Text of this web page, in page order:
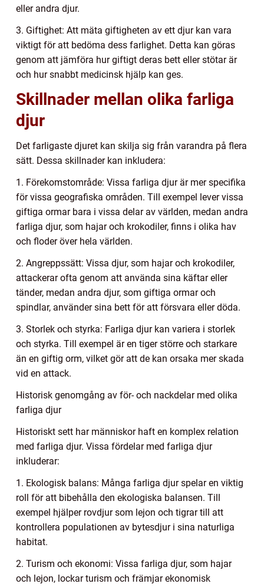
eller andra djur.
3. Giftighet: Att mäta giftigheten av ett djur kan vara
viktigt för att bedöma dess farlighet. Detta kan göras
genom att jämföra hur giftigt deras bett eller stötar är
och hur snabbt medicinsk hjälp kan ges.
Skillnader mellan olika farliga
djur
Det farligaste djuret kan skilja sig från varandra på flera
sätt. Dessa skillnader kan inkludera:
1. Förekomstområde: Vissa farliga djur är mer specifika
för vissa geografiska områden. Till exempel lever vissa
giftiga ormar bara i vissa delar av världen, medan andra
farliga djur, som hajar och krokodiler, finns i olika hav
och floder över hela världen.
2. Angreppssätt: Vissa djur, som hajar och krokodiler,
attackerar ofta genom att använda sina käftar eller
tänder, medan andra djur, som giftiga ormar och
spindlar, använder sina bett för att försvara eller döda.
3. Storlek och styrka: Farliga djur kan variera i storlek
och styrka. Till exempel är en tiger större och starkare
än en giftig orm, vilket gör att de kan orsaka mer skada
vid en attack.
Historisk genomgång av för- och nackdelar med olika
farliga djur
Historiskt sett har människor haft en komplex relation
med farliga djur. Vissa fördelar med farliga djur
inkluderar:
1. Ekologisk balans: Många farliga djur spelar en viktig
roll för att bibehålla den ekologiska balansen. Till
exempel hjälper rovdjur som lejon och tigrar till att
kontrollera populationen av bytesdjur i sina naturliga
habitat.
2. Turism och ekonomi: Vissa farliga djur, som hajar
och lejon, lockar turism och främjar ekonomisk